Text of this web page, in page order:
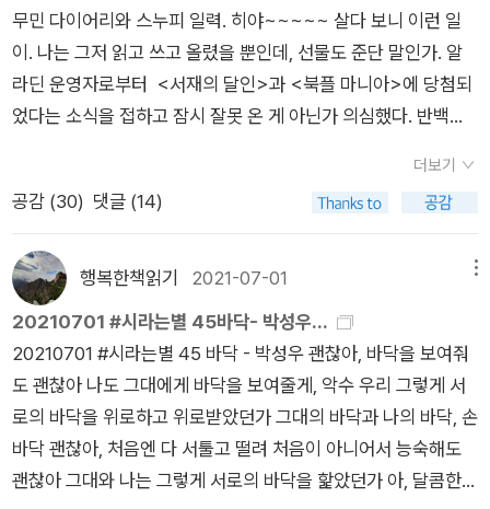
잉, 뭔 소가지를 내고 그냐, 나사 돈 쓸 데 있간디 버스는 시큰시
큰 정읍으로 가고, 나는 겨울에도 선풍기 하나 치울 곳 없는 좁디
좁은 단칸방으로 슬몃슬몃 들어가 본다 (전문) 참 어미 자식 간
에 고단하게 산다. 그래도 그잖여? 보기 좋잖여? 박성우의 시들
이 이래서 좋고 마음에 든다. 요즘 어느 시인이 있어 아직도 시를
이렇게 구닥다리로 쓴댜. 진짜로 ‘요즘 시’들 계속 읽다가 박성우
하지만 세련된 시어들에 그새 익숙해졌는지, 이 어수룩하지만 정
감 넘치는 시들이 글쎄 촌스럽게 읽히는 거 있잖은가. 아하, 이래
서 시인들이 줄창 기괴한 기호학을 선호하는구나, 하는 생각이 들
정도로. 그래도 아직은 박성우 같은 시인이, 아직이 뭐야, 아직이.
박성우 같은 시인은 앞으로도 비록 수가 적을지언정 반드시 존재
할 것이고 존재해야 한다. 장가들어 아이 낳고 사는 시인. 그러나
자본은 시인의 가족들에게도 호의적이 아니라서 백일도 안된 어
린 딸을 밥알처럼 떼어 처가로 보내고, “아내는 서울 금천구 은행
무민 다이어리와 스누피 일력. 히야~~~~~ 살다 보니 이런 일
이. 나는 그저 읽고 쓰고 올렸을 뿐인데, 선물도 준단 말인가. 알
라딘 운영자로부터 <서재의 달인>과 <북플 마니아>에 당첨되
었다는 소식을 접하고 잠시 잘못 온 게 아닌가 의심했다. 반백년
읽었지만, 여기 알라디너들처럼 읽고 쓰기를 무슨 놀이처럼 해본
적이 없다. <서재의 달인>은 그런 알라디너들만 되는 줄 알았더
니, 히야~~~~ 나 같은 자에게도 당첨의 행운이 . . . . . . 그 행운
에 박차를 가해준 이들이 있었으니 . . . . 바로 플친들이었다. 달인
선정 기준에 이런 항목이 들어 있었다.​2) 서재의 달인은 마이리
뷰, 마이페이퍼, 100자평, 친구수, 팔로잉 수, 팔로워 수, '좋아요'
받은 횟수, '좋아요' 한 횟수 등을 가중치 고려하여 종합적으로 집
계하며, 북플 마니아는 북플 출석횟수, 글작성수, 독보적 활동 내
역, 각종 소셜 활동을 종합적으로 집계하여 선정하고 있습니다.​​그
러니까 내 힘만으로 된 것이 아니었다. 친구가 되어 주고 '좋아
요'를 눌러 주고 댓글을 달아준 플친들이 있었기에 가능한 일이었
더보기
공감 (30) 댓글 (14)
행복한책읽기 2021-07-01
20210701 #시라는별 45바닥- 박성우...
20210701 #시라는별 45 ​바닥 - 박성우 ​괜찮아, 바닥을 보여줘
도 괜찮아 나도 그대에게 바닥을 보여줄게, 악수 우리 그렇게 서
로의 바닥을 위로하고 위로받았던가 그대의 바닥과 나의 바닥, 손
바닥 ​괜찮아, 처음엔 다 서툴고 떨려 처음이 아니어서 능숙해도
괜찮아 그대와 나는 그렇게 서로의 바닥을 핥았던가 아, 달콤한